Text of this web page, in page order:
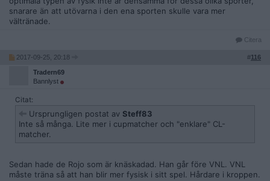
snarare än att utövarna i den ena sporten skulle vara mer
vältränade.
Citera
2017-09-25, 20:18 #116
Tradern69
Bannlyst
Citat:
Ursprungligen postat av Steff83
Inte så många. Lite mer i cupmatcher och "enklare" CL-
matcher.
Sedan hade de Rojo som är knäskadad. Han går före VNL. VNL
måste träna så att han blir mer fysisk i sitt spel. Hårdare i kroppen.